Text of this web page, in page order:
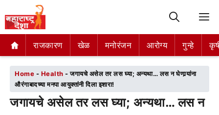
राजकारण खेळ मनोरंजन आरोग्य गुन्हे
राजकारण खेळ मनोरंजन आरोग्य गुन्हे
Home - Health -जगायचे असेल तर लस घ्या; अन्यथा… लस न घेणार्‍यांना
औरंगाबादच्या मनपा आयुक्तांनी दिला इशारा!
जगायचे असेल तर लस घ्या; अन्यथा… लस न